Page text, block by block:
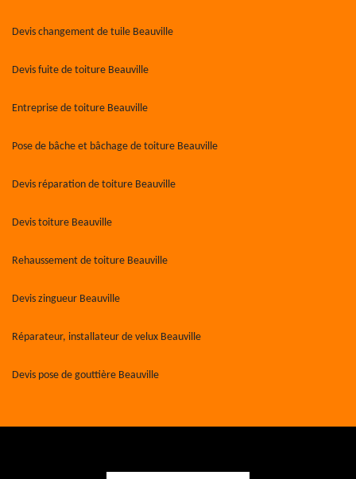
Devis changement de tuile Beauville
Devis fuite de toiture Beauville
Entreprise de toiture Beauville
Pose de bâche et bâchage de toiture Beauville
Devis réparation de toiture Beauville
Devis toiture Beauville
Rehaussement de toiture Beauville
Devis zingueur Beauville
Réparateur, installateur de velux Beauville
Devis pose de gouttière Beauville